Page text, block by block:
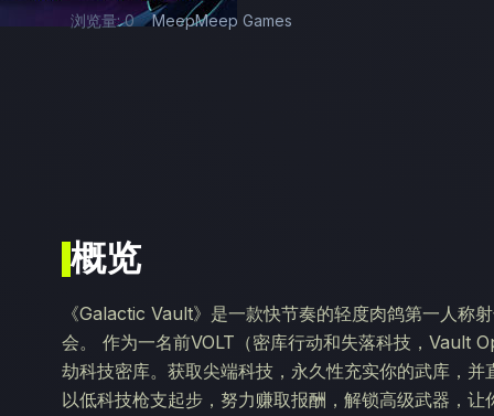
浏览量: 0 MeepMeep Games
概览
《Galactic Vault》是一款快节奏的轻度肉鸽第一人称
会。 作为一名前VOLT（密库行动和失落科技，Vault
劫科技密库。获取尖端科技，永久性充实你的武库，
以低科技枪支起步，努力赚取报酬，解锁高级武器，